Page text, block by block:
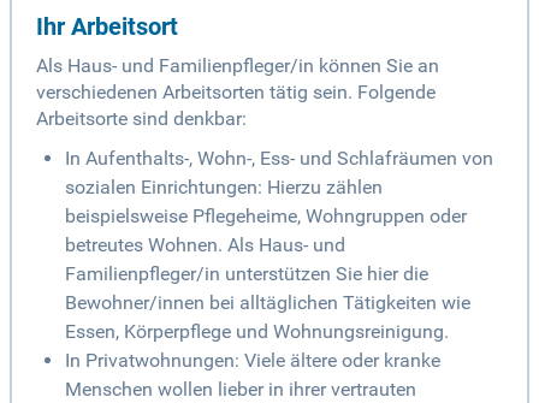
Ihr Arbeitsort
Als Haus- und Familienpfleger/in können Sie an
verschiedenen Arbeitsorten tätig sein. Folgende
Arbeitsorte sind denkbar:
In Aufenthalts-, Wohn-, Ess- und Schlafräumen von
sozialen Einrichtungen: Hierzu zählen
beispielsweise Pflegeheime, Wohngruppen oder
betreutes Wohnen. Als Haus- und
Familienpfleger/in unterstützen Sie hier die
Bewohner/innen bei alltäglichen Tätigkeiten wie
Essen, Körperpflege und Wohnungsreinigung.
In Privatwohnungen: Viele ältere oder kranke
Menschen wollen lieber in ihrer vertrauten